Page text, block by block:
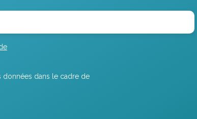
données dans le cadre de